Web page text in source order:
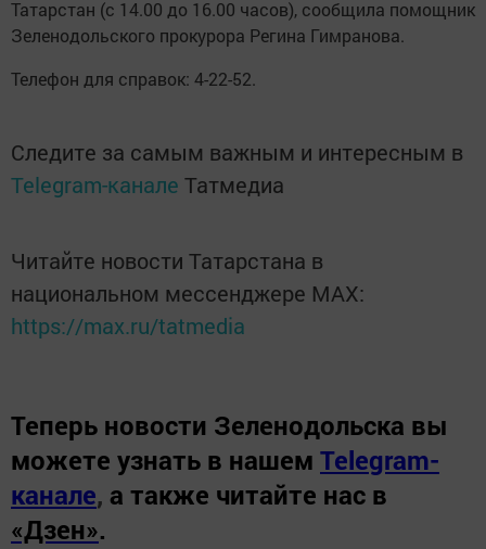
Татарстан (с 14.00 до 16.00 часов), сообщила помощник
Зеленодольского прокурора Регина Гимранова.
Телефон для справок: 4-22-52.
Следите за самым важным и интересным в
Telegram-канале Татмедиа
Читайте новости Татарстана в
национальном мессенджере MАХ:
https://max.ru/tatmedia
Теперь новости Зеленодольска вы
можете узнать в нашем Telegram-
канале, а также читайте нас в
«Дзен».